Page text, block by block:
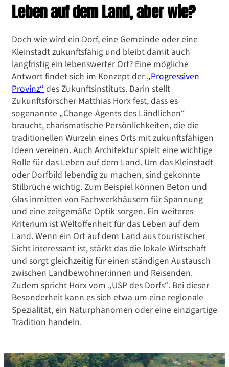
Leben auf dem Land, aber wie?
Doch wie wird ein Dorf, eine Gemeinde oder eine
Kleinstadt zukunftsfähig und bleibt damit auch
langfristig ein lebenswerter Ort? Eine mögliche
Antwort findet sich im Konzept der „Progressiven
Provinz“ des Zukunftsinstituts. Darin stellt
Zukunftsforscher Matthias Horx fest, dass es
sogenannte „Change-Agents des Ländlichen“
braucht, charismatische Persönlichkeiten, die die
traditionellen Wurzeln eines Orts mit zukunftsfähigen
Ideen vereinen. Auch Architektur spielt eine wichtige
Rolle für das Leben auf dem Land. Um das Kleinstadt-
oder Dorfbild lebendig zu machen, sind gekonnte
Stilbrüche wichtig. Zum Beispiel können Beton und
Glas inmitten von Fachwerkhäusern für Spannung
und eine zeitgemäße Optik sorgen. Ein weiteres
Kriterium ist Weltoffenheit für das Leben auf dem
Land. Wenn ein Ort auf dem Land aus touristischer
Sicht interessant ist, stärkt das die lokale Wirtschaft
und sorgt gleichzeitig für einen ständigen Austausch
zwischen Landbewohner:innen und Reisenden.
Zudem spricht Horx vom „USP des Dorfs“. Bei dieser
Besonderheit kann es sich etwa um eine regionale
Spezialität, ein Naturphänomen oder eine einzigartige
Tradition handeln.